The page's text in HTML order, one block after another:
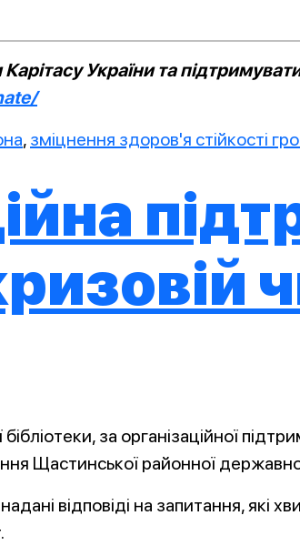
України та
, зміцнення здоров'я стійкості
за організаційної
Щастинської районної
відповіді на запитання,